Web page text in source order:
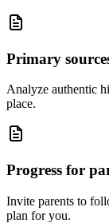
Primary
Analyze authentic
place.
Progress for
Invite parents to
plan for you.